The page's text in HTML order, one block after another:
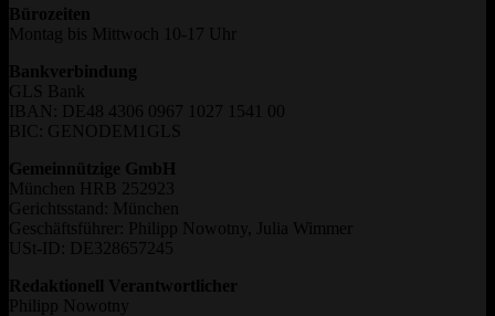
Bürozeiten
Montag bis Mittwoch 10-17 Uhr
Bankverbindung
GLS Bank
IBAN: DE48 4306 0967 1027 1541 00
BIC: GENODEM1GLS
Gemeinnützige GmbH
München HRB 252923
Gerichtsstand: München
Geschäftsführer: Philipp Nowotny, Julia Wimmer
USt-ID: DE328657245
Redaktionell Verantwortlicher
Philipp Nowotny